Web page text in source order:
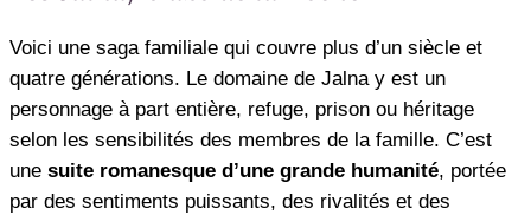
Voici une saga familiale qui couvre plus d’un siècle et
quatre générations. Le domaine de Jalna y est un
personnage à part entière, refuge, prison ou héritage
selon les sensibilités des membres de la famille. C’est
une suite romanesque d’une grande humanité, portée
par des sentiments puissants, des rivalités et des